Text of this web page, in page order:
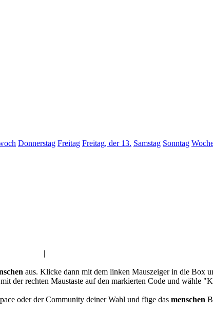
Donnerstag Freitag Freitag, der 13. Samstag Sonntag
|
aus. Klicke dann mit dem linken Mauszeiger in die Box
der rechten Maustaste auf den markierten Code und wähle
oder der Community deiner Wahl und füge das menschen